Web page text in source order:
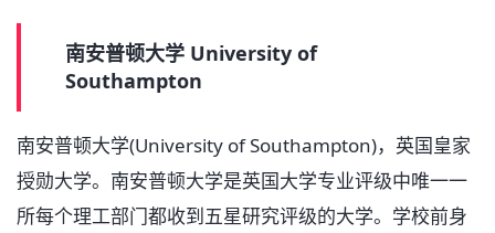
南安普顿大学 University of
Southampton
南安普顿大学(University of Southampton)，英国皇家
授勋大学。南安普顿大学是英国大学专业评级中唯一一
所每个理工部门都收到五星研究评级的大学。学校前身